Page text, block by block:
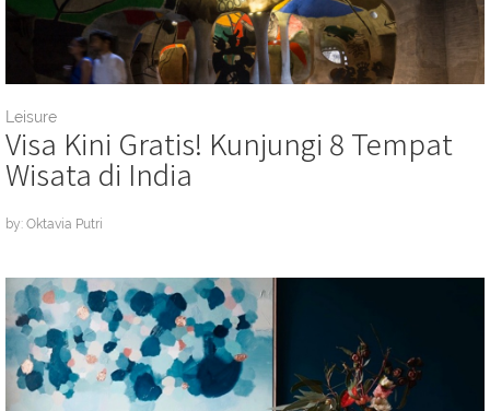
Leisure
Visa Kini Gratis! Kunjungi 8 Tempat
Wisata di India
by: Oktavia Putri